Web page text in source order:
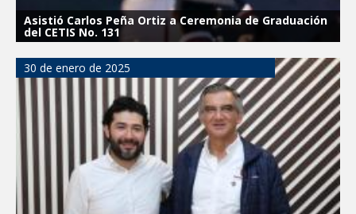
Brindará Familia UAT un moderno
espacio con sentido humano en la nueva
GOBIERNO MUNICIPAL ACERCA
SERVICIOS Y APOYOS A FAMILIAS CON
“PRESIDENCIA CERQUITA DE TI”
Impulsa STPS ferias del empleo para
jóvenes en tres regiones de Tamaulipas
Felicitó Carlos Peña Ortiz a más de 390
Asistió Carlos Peña Ortiz a Ceremonia de Graduación
del CETIS No. 131
30 de enero de 2025